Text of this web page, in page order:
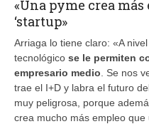
«Una pyme crea
‘startup»
Arriaga lo tiene claro: «A
tecnológico se le permiten
empresario medio . Se nos
trae el I+D y labra el futuro
muy peligrosa, porque
crea mucho más empleo que